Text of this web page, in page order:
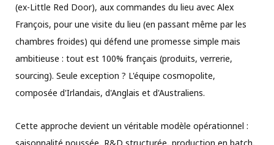
(ex-Little Red Door), aux commandes du lieu avec Alex
François, pour une visite du lieu (en passant même par les
chambres froides) qui défend une promesse simple mais
ambitieuse : tout est 100% français (produits, verrerie,
sourcing). Seule exception ? L'équipe cosmopolite,
composée d'Irlandais, d'Anglais et d'Australiens.
Cette approche devient un véritable modèle opérationnel :
saisonnalité poussée, R&D structurée, production en batch,